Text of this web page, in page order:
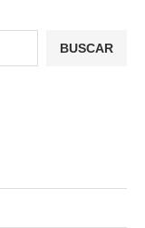
BUSCAR